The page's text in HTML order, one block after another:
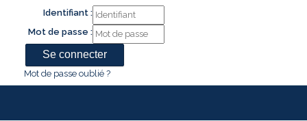
Identifiant :
Mot de passe :
Mot de passe oublié ?